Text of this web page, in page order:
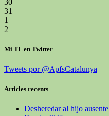
31
1
2
Mi TL en Twitter
Tweets por @ApfsCatalunya
Articles recents
Desheredar al hijo ausente